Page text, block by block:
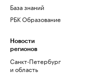
База знаний
РБК Образование
Новости
регионов
Санкт-Петербург
и область